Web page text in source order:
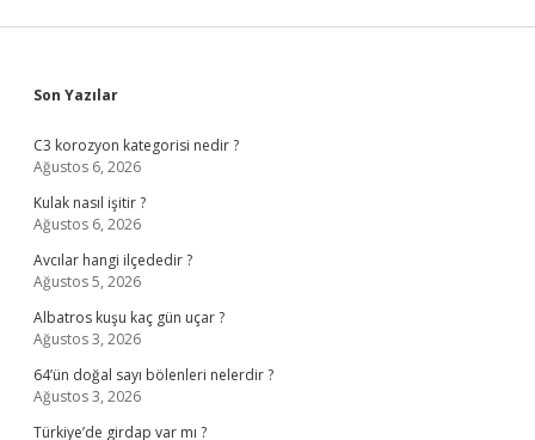
Sidebar
Son Yazılar
C3 korozyon kategorisi nedir ?
Ağustos 6, 2026
Kulak nasıl işitir ?
Ağustos 6, 2026
Avcılar hangi ilçededir ?
Ağustos 5, 2026
Albatros kuşu kaç gün uçar ?
Ağustos 3, 2026
64’ün doğal sayı bölenleri nelerdir ?
Ağustos 3, 2026
Türkiye’de girdap var mı ?